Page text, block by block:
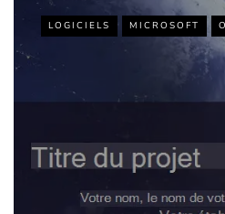
LOGICIELS MICROSOFT